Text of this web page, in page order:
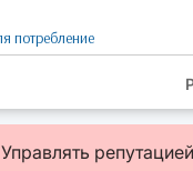
потребление
Управлять репутацией